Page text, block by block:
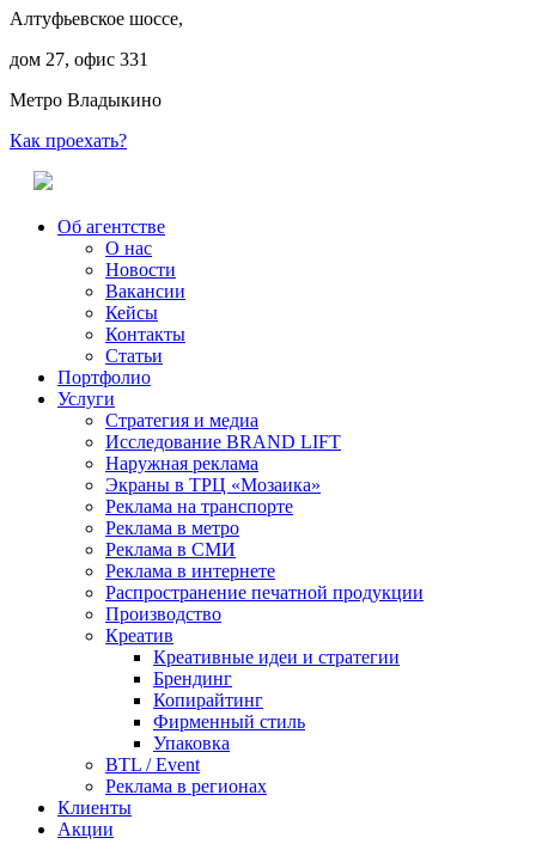
Алтуфьевское шоссе,
дом 27, офис 331
Метро Владыкино
Как проехать?
Об агентстве
О нас
Новости
Вакансии
Кейсы
Контакты
Статьи
Портфолио
Услуги
Стратегия и медиа
Исследование BRAND LIFT
Наружная реклама
Экраны в ТРЦ «Мозаика»
Реклама на транспорте
Реклама в метро
Реклама в СМИ
Реклама в интернете
Распространение печатной продукции
Производство
Креатив
Креативные идеи и стратегии
Брендинг
Копирайтинг
Фирменный стиль
Упаковка
BTL / Event
Реклама в регионах
Клиенты
Акции